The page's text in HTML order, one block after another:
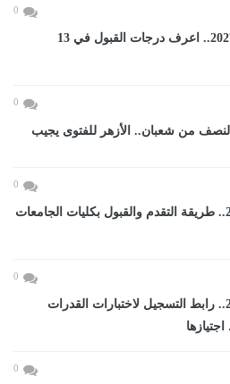
0
تنسيق الثانوى العام 2027.. اعرف درجات القبول في 13
0
من شعبان.. الأزهر للفتوى يجيب
0
تنسيق الجامعات 2026.. طريقة التقدم والقبول بكليات الجامعات
0
تنسيق الجامعات 2026.. رابط التسجيل لاختبارات القدرات
0